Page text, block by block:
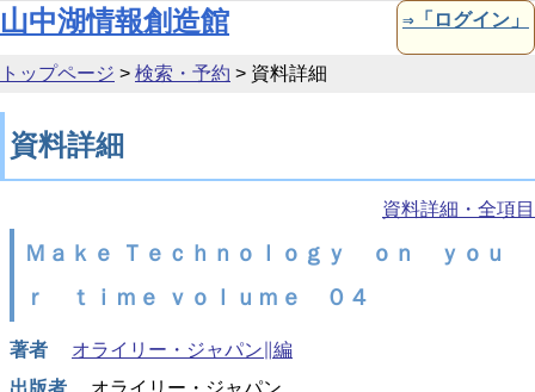
本文へ移動
山中湖情報創造館 ⇒「ログイン」
トップページ > 検索・予約 > 資料詳細
資料詳細
資料詳細・全項目
Ｍａｋｅ Ｔｅｃｈｎｏｌｏｇｙ ｏｎ ｙｏｕ
ｒ ｔｉｍｅ ｖｏｌｕｍｅ ０４
著者
オライリー・ジャパン∥編
出版者
オライリー・ジャパン